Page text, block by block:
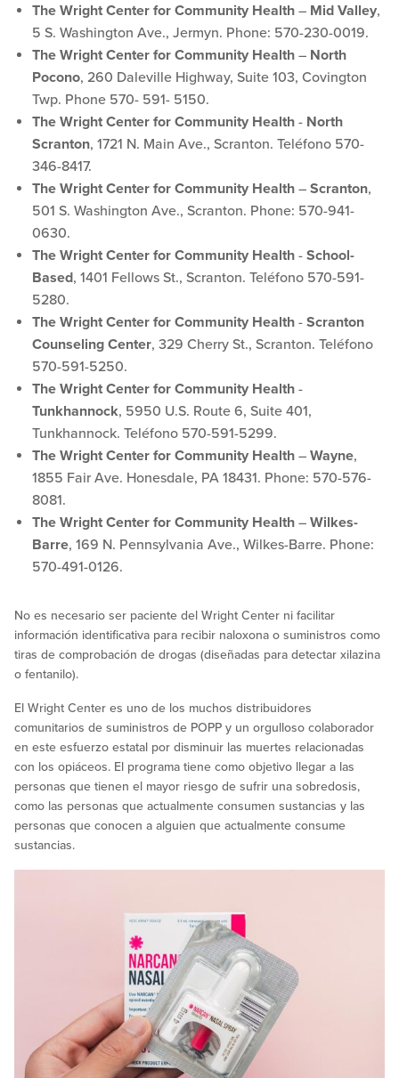
The Wright Center for Community Health – Mid Valley,
5 S. Washington Ave., Jermyn. Phone: 570-230-0019.
The Wright Center for Community Health – North
Pocono, 260 Daleville Highway, Suite 103, Covington
Twp. Phone 570- 591- 5150.
The Wright Center for Community Health - North
Scranton, 1721 N. Main Ave., Scranton. Teléfono 570-
346-8417.
The Wright Center for Community Health – Scranton,
501 S. Washington Ave., Scranton. Phone: 570-941-
0630.
The Wright Center for Community Health - School-
Based, 1401 Fellows St., Scranton. Teléfono 570-591-
5280.
The Wright Center for Community Health - Scranton
Counseling Center, 329 Cherry St., Scranton. Teléfono
570-591-5250.
The Wright Center for Community Health -
Tunkhannock, 5950 U.S. Route 6, Suite 401,
Tunkhannock. Teléfono 570-591-5299.
The Wright Center for Community Health – Wayne,
1855 Fair Ave. Honesdale, PA 18431. Phone: 570-576-
8081.
The Wright Center for Community Health – Wilkes-
Barre, 169 N. Pennsylvania Ave., Wilkes-Barre. Phone:
570-491-0126.
No es necesario ser paciente del Wright Center ni facilitar
información identificativa para recibir naloxona o suministros como
tiras de comprobación de drogas (diseñadas para detectar xilazina
o fentanilo).
El Wright Center es uno de los muchos distribuidores
comunitarios de suministros de POPP y un orgulloso colaborador
en este esfuerzo estatal por disminuir las muertes relacionadas
con los opiáceos. El programa tiene como objetivo llegar a las
personas que tienen el mayor riesgo de sufrir una sobredosis,
como las personas que actualmente consumen sustancias y las
personas que conocen a alguien que actualmente consume
sustancias.